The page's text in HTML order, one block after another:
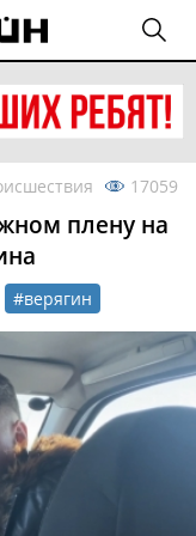
17059
плену на
#верягин